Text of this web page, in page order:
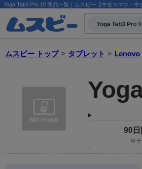
Yoga Tab3 Pro 10 商品一覧｜ムスビー【中古スマホ・中
Yoga Tab3 Pro
ムスビー トップ > タブレット > Lenovo
90
※十